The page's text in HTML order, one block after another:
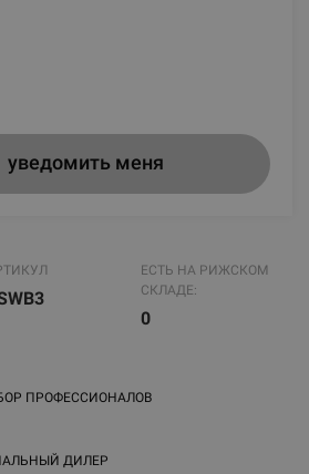
уведомить меня
ЕСТЬ НА РИЖСКОМ
СКЛАДЕ:
0
ПРОФЕССИОНАЛОВ
ДИЛЕР